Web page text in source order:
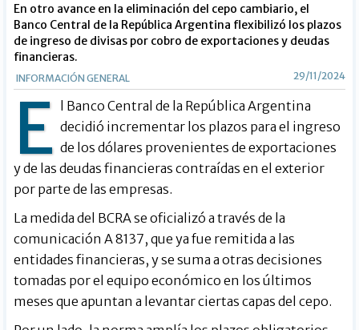
En otro avance en la eliminación del cepo cambiario, el
Banco Central de la República Argentina flexibilizó los plazos
de ingreso de divisas por cobro de exportaciones y deudas
financieras.
INFORMACIÓN GENERAL 29/11/2024
E l Banco Central de la República Argentina
decidió incrementar los plazos para el ingreso
de los dólares provenientes de exportaciones
y de las deudas financieras contraídas en el exterior
por parte de las empresas.
La medida del BCRA se oficializó a través de la
comunicación A 8137, que ya fue remitida a las
entidades financieras, y se suma a otras decisiones
tomadas por el equipo económico en los últimos
meses que apuntan a levantar ciertas capas del cepo.